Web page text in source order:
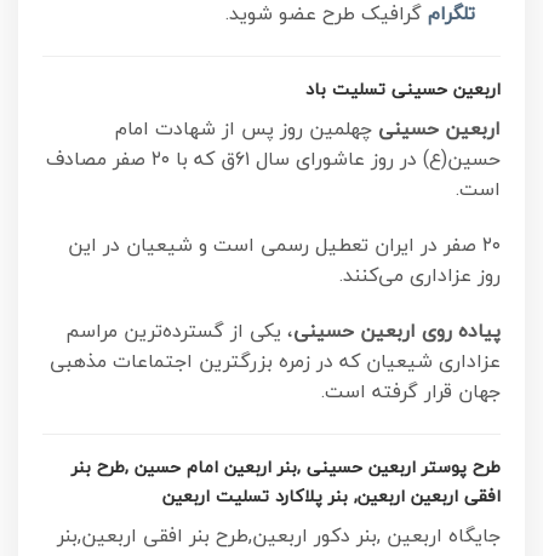
تلگرامگرافیک طرح عضو شوید.
اربعین حسینی تسلیت باد
اربعین حسینی چهلمین روز پس از شهادت امام
حسین(ع) در روز عاشورای سال ۶۱ق که با ۲۰ صفر مصادف
است.
۲۰ صفر در ایران تعطیل رسمی است و شیعیان در این
روز عزاداری می‌کنند.
پیاده‌ روی اربعین حسینی، یکی از گسترده‌ترین مراسم
عزاداری شیعیان که در زمره بزرگترین اجتماعات مذهبی
جهان قرار گرفته است.
طرح پوستر اربعین حسینی ,بنر اربعین امام حسین ,طرح بنر
افقی اربعین اربعین, بنر پلاکارد تسلیت اربعین
جایگاه اربعین ,بنر دکور اربعین,طرح بنر افقی اربعین,بنر